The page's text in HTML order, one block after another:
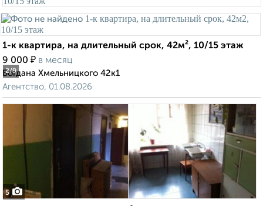
2/9
1-к квартира, на длительный срок, 42м², 10/15 этаж
9 000 ₽ в месяц
Богдана Хмельницкого 42к1
Агентство, 01.08.2026
5